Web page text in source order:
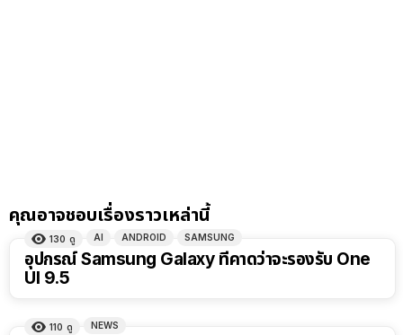
คุณอาจชอบเรื่องราวเหล่านี้
130 ดู AI ANDROID SAMSUNG
อุปกรณ์ Samsung Galaxy ที่คาดว่าจะรองรับ One
UI 9.5
110 ดู NEWS